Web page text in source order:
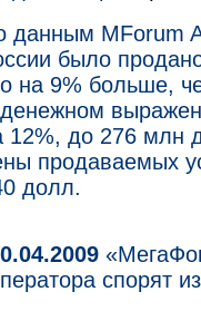
данным MForum
было
на 9% больше,
12%, до 276 млн
продаваемых
долл.
спорят